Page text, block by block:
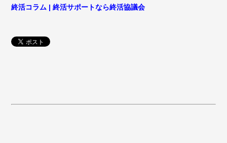
終活コラム | 終活サポートなら終活協議会